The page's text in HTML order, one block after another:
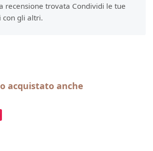
recensione trovata Condividi le tue
con gli altri.
prodotti
acquistato anche